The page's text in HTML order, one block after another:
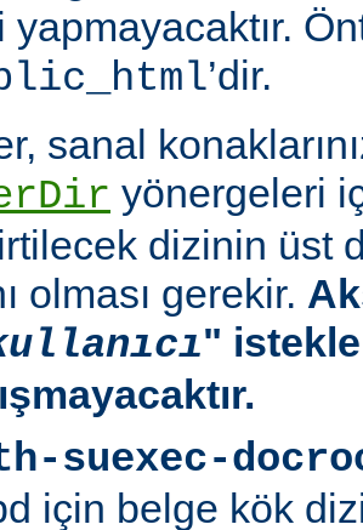
yapmayacaktır.
’dir.
sanal
yönergeleri
dizinin üst
olması gerekir.
"
suexec-
için belge kök